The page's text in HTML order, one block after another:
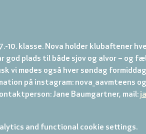
10. klasse. Nova holder klubaftener
god plads til både sjov og alvor – og
vi mødes også hver søndag
på instagram: nova_aavmteens
Jane Baumgartner, mail:
and functional cookie settings.